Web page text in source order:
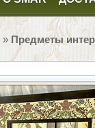
» Предметы